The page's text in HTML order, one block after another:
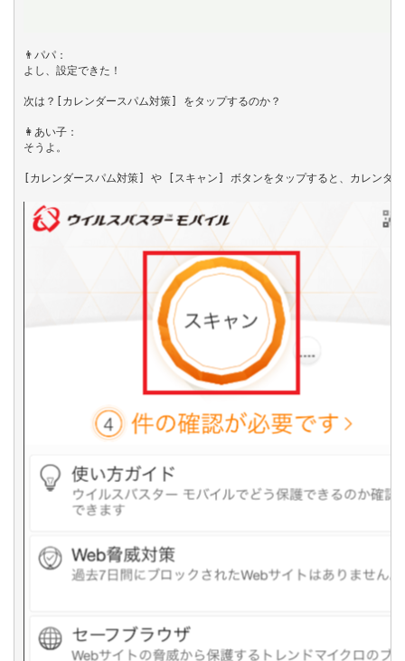
👨パパ：
よし、設定できた！
次は？[カレンダースパム対策] をタップするのか？
👩あい子：
そうよ。
[カレンダースパム対策] や [スキャン] ボタンをタップすると、カレンダ